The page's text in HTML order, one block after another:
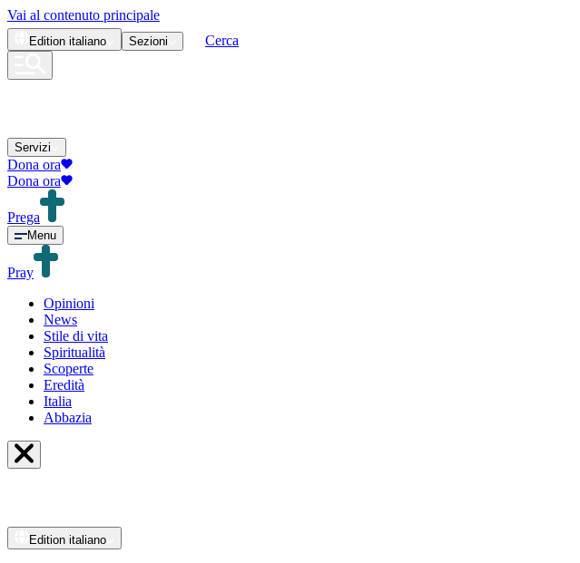
Vai al contenuto principale
Edition italiano Sezioni Cerca
Servizi
Dona ora
Dona ora
Prega
Menu
Pray
Opinioni
News
Stile di vita
Spiritualità
Scoperte
Eredità
Italia
Abbazia
Edition italiano